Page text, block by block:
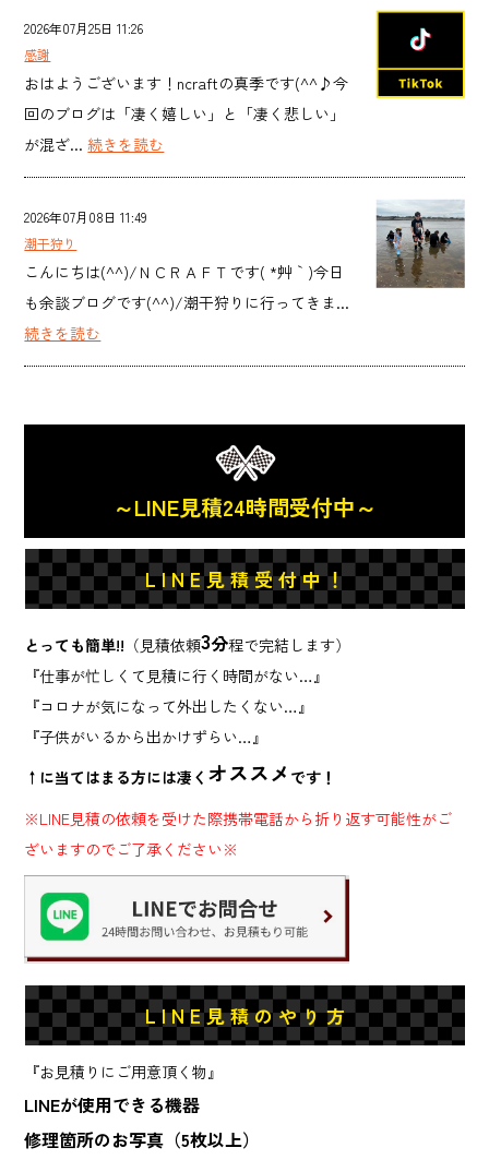
2026年07月25日 11:26
感謝
おはようございます！ncraftの真季です(^^♪今
回のブログは「凄く嬉しい」と「凄く悲しい」
が混ざ...続きを読む
2026年07月08日 11:49
潮干狩り
こんにちは(^^)/ＮＣＲＡＦＴです( *´艸｀)今日
も余談ブログです(^^)/潮干狩りに行ってきま...
続きを読む
～LINE見積24時間受付中～
L I N E 見 積 受 付 中 ！
とっても簡単!! （見積依頼3分程で完結します）
『仕事が忙しくて見積に行く時間がない…』
『コロナが気になって外出したくない…』
『子供がいるから出かけずらい…』
↑に当てはまる方には凄く オススメ です！
※LINE見積の依頼を受けた際携帯電話から折り返す可能性がご
ざいますのでご了承ください※
L I N E 見 積 の や り 方
『お見積りにご用意頂く物』
LINEが使用できる機器
修理箇所のお写真（5枚以上）